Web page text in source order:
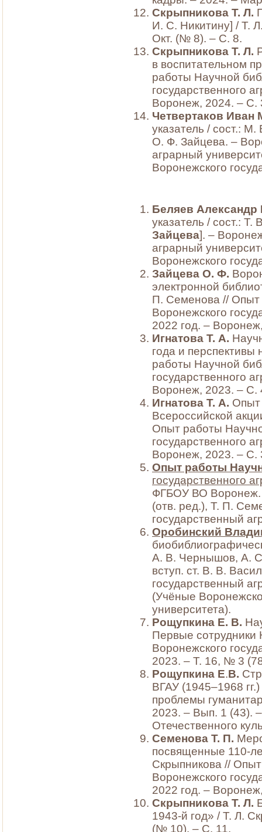
Скрыпникова Т. Л.
И. С. Никитину] / Т.
Окт. (№ 8). – С. 8.
Скрыпникова Т. Л.
в воспитательном
работы Научной
государственного
Воронеж, 2024. – С.
Четвертаков Иван
указатель / сост.:
О. Ф. Зайцева. –
аграрный
Воронежского
Беляев Александр
указатель / сост.:
Зайцева]. –
аграрный
Воронежского
Зайцева О. Ф.
электронной
П. Семенова // Опыт
Воронежского
2022 год. –
Игнатова Т. А.
года и перспективы
работы Научной
государственного
Воронеж, 2023. – С.
Игнатова Т. А. Опыт
Всероссийской
Опыт работы
государственного
Воронеж, 2023. – С.
Опыт работы
государственного
ФГБОУ ВО Воронеж.
(отв. ред.), Т. П.
государственный
Оробинский
А. В. Чернышов, А.
вступ. ст. В. В.
государственный
(Учёные
университета).
Рощупкина Е. В.
Первые
Воронежского
2023. – Т. 16, № 3
Рощупкина Е.В.
ВГАУ (1945–1968
проблемы
2023. – Вып. 1 (43).
Отечественного
Семенова Т. П.
посвященные 110-
Скрыпникова //
Воронежского
2022 год. –
Скрыпникова Т. Л.
1943-й год» / Т. Л.
(№ 10). – С. 11.